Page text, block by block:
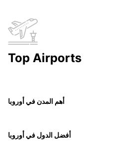
Top Airports
أهم المدن في أوروبا
أفضل الدول في أوروبا